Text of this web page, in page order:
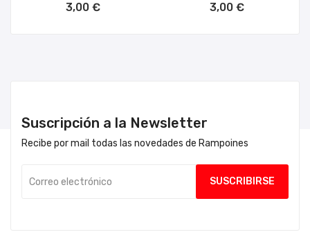
3,00 € 3,00 €
Suscripción a la Newsletter
Recibe por mail todas las novedades de Rampoines